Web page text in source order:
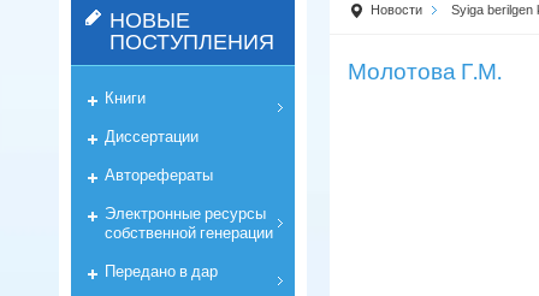
Новости Syiga berilgen
Молотова Г.М.
НОВЫЕ
ПОСТУПЛЕНИЯ
Книги
Диссертации
Авторефераты
Электронные ресурсы
собственной генерации
Передано в дар